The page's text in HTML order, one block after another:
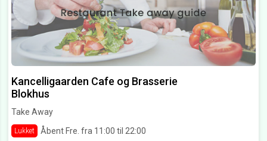
Kancelligaarden Cafe og Brasserie
Blokhus
Take Away
Lukket
Åbent Fre. fra 11:00 til 22:00